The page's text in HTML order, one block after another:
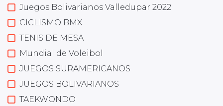
Juegos Bolivarianos Valledupar 2022
CICLISMO BMX
TENIS DE MESA
Mundial de Voleibol
JUEGOS SURAMERICANOS
JUEGOS BOLIVARIANOS
TAEKWONDO